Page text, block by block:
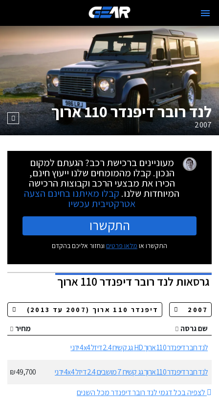
לנד רובר דיפנדר 110 ארוך
2007
מעוניינים ברכישת רכב? הגעתם למקום
הנכון. קבלו מהמומחים שלנו ייעוץ חינם,
הכירו את מבצעי הרכב וקבוצות הרכישה
המיוחדות שלנו. קבלו מאיתנו בחינם הצעה
אטרקטיבית עכשיו
התקשרו
התקשרו או מלאו פרטים ונחזור אליכם בהקדם
גרסאותלנד רובר דיפנדר 110 ארוך
שם גרסה
מחיר
לנד רובר דיפנדר 110 ארוך HD גג קשיח 2.4 דיזל 4x4 ידני
לנד רובר דיפנדר 110 ארוך גג קשיח 7 מושבים 2.4 דיזל 4x4 ידני
49,700 ₪
לצפיה בכל דגמי לנד רובר דיפנדר מכל השנים